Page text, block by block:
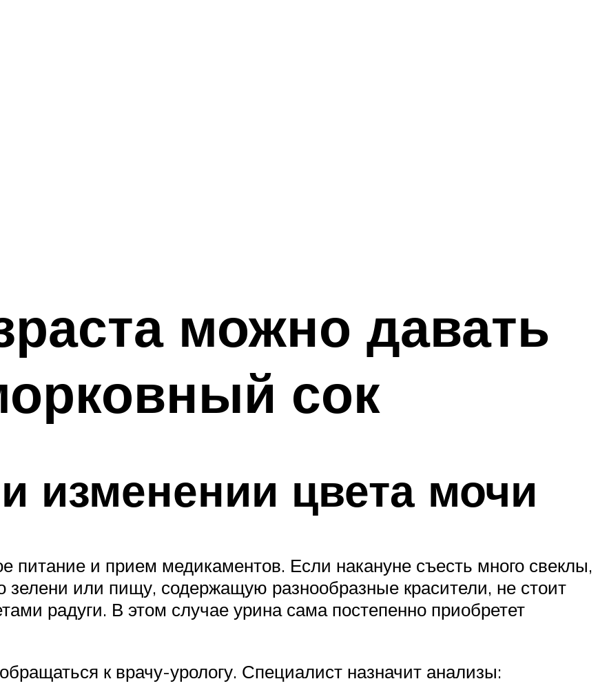
можно давать
сок
изменении цвета мочи
питание и прием медикаментов. Если накануне съесть много свеклы,
зелени или пищу, содержащую разнообразные красители, не стоит
радуги. В этом случае урина сама постепенно приобретет
к врачу-урологу. Специалист назначит анализы: